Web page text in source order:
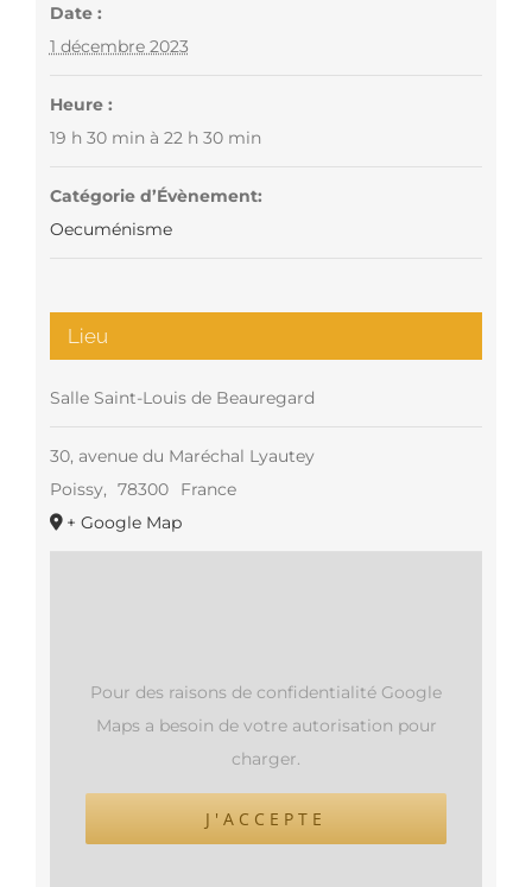
Date :
1 décembre 2023
Heure :
19 h 30 min à 22 h 30 min
Catégorie d’Évènement:
Oecuménisme
Lieu
Salle Saint-Louis de Beauregard
30, avenue du Maréchal Lyautey
Poissy, 78300
France
+ Google Map
Pour des raisons de confidentialité Google
Maps a besoin de votre autorisation pour
charger.
J'ACCEPTE